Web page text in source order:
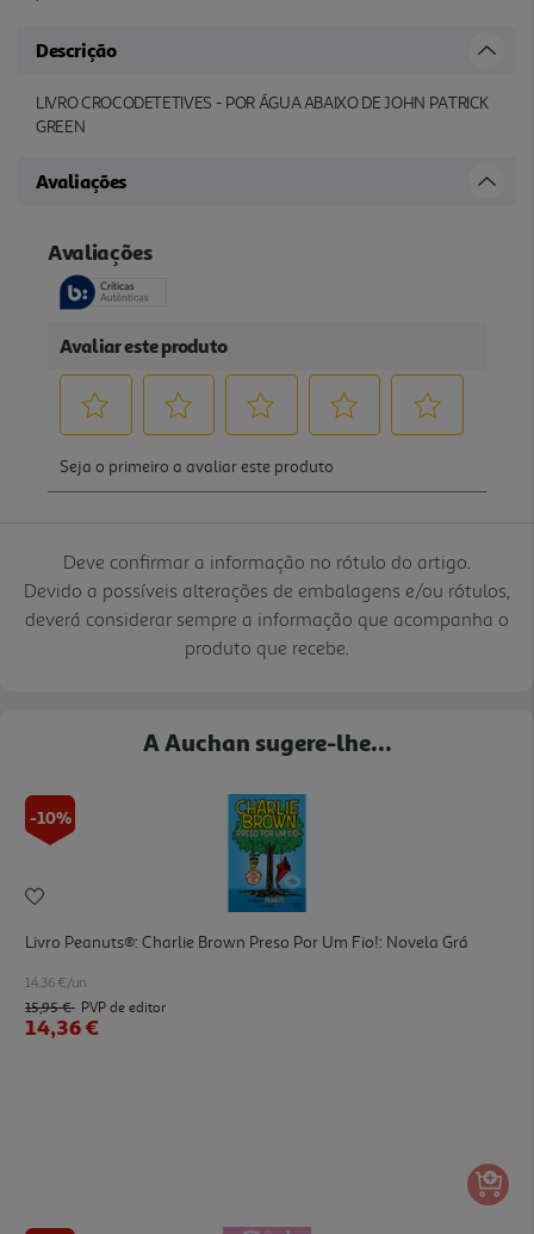
Descrição
LIVRO CROCODETETIVES - POR ÁGUA ABAIXO DE JOHN PATRICK
GREEN
Avaliações
Deve confirmar a informação no rótulo do artigo.
Devido a possíveis alterações de embalagens e/ou rótulos,
deverá considerar sempre a informação que acompanha o
produto que recebe.
A Auchan sugere-lhe...
-10%
Livro Peanuts®: Charlie Brown Preso Por Um Fio!: Novela Grá
14.36 €/un
15,95 € PVP de editor
14,36 €